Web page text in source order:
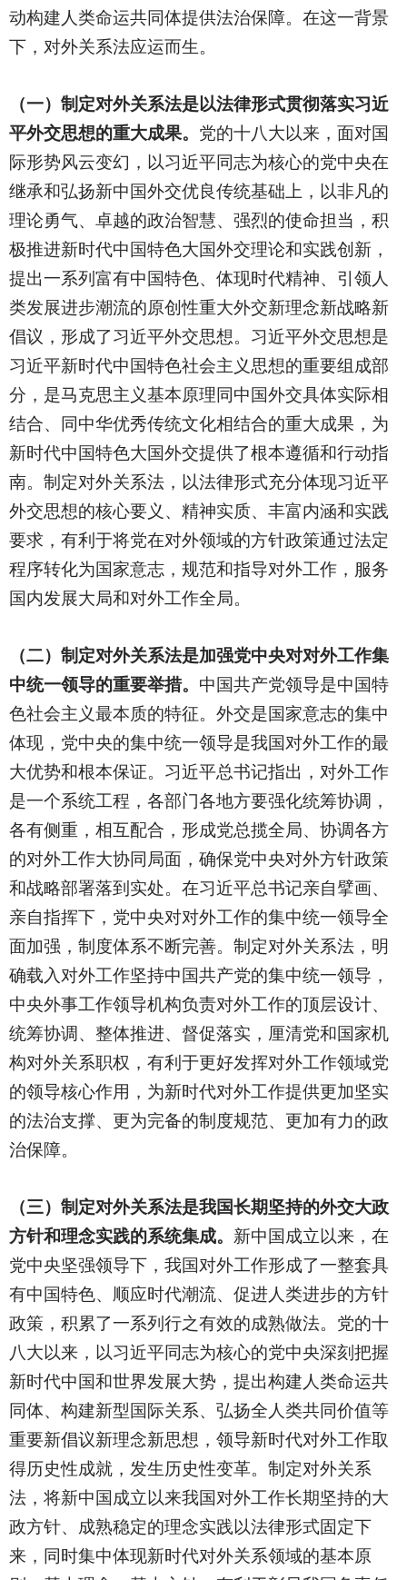
动构建人类命运共同体提供法治保障。在这一背景
下，对外关系法应运而生。
（一）制定对外关系法是以法律形式贯彻落实习近
平外交思想的重大成果。 党的十八大以来，面对国
际形势风云变幻，以习近平同志为核心的党中央在
继承和弘扬新中国外交优良传统基础上，以非凡的
理论勇气、卓越的政治智慧、强烈的使命担当，积
极推进新时代中国特色大国外交理论和实践创新，
提出一系列富有中国特色、体现时代精神、引领人
类发展进步潮流的原创性重大外交新理念新战略新
倡议，形成了习近平外交思想。习近平外交思想是
习近平新时代中国特色社会主义思想的重要组成部
分，是马克思主义基本原理同中国外交具体实际相
结合、同中华优秀传统文化相结合的重大成果，为
新时代中国特色大国外交提供了根本遵循和行动指
南。制定对外关系法，以法律形式充分体现习近平
外交思想的核心要义、精神实质、丰富内涵和实践
要求，有利于将党在对外领域的方针政策通过法定
程序转化为国家意志，规范和指导对外工作，服务
国内发展大局和对外工作全局。
（二）制定对外关系法是加强党中央对对外工作集
中统一领导的重要举措。 中国共产党领导是中国特
色社会主义最本质的特征。外交是国家意志的集中
体现，党中央的集中统一领导是我国对外工作的最
大优势和根本保证。习近平总书记指出，对外工作
是一个系统工程，各部门各地方要强化统筹协调，
各有侧重，相互配合，形成党总揽全局、协调各方
的对外工作大协同局面，确保党中央对外方针政策
和战略部署落到实处。在习近平总书记亲自擘画、
亲自指挥下，党中央对对外工作的集中统一领导全
面加强，制度体系不断完善。制定对外关系法，明
确载入对外工作坚持中国共产党的集中统一领导，
中央外事工作领导机构负责对外工作的顶层设计、
统筹协调、整体推进、督促落实，厘清党和国家机
构对外关系职权，有利于更好发挥对外工作领域党
的领导核心作用，为新时代对外工作提供更加坚实
的法治支撑、更为完备的制度规范、更加有力的政
治保障。
（三）制定对外关系法是我国长期坚持的外交大政
方针和理念实践的系统集成。 新中国成立以来，在
党中央坚强领导下，我国对外工作形成了一整套具
有中国特色、顺应时代潮流、促进人类进步的方针
政策，积累了一系列行之有效的成熟做法。党的十
八大以来，以习近平同志为核心的党中央深刻把握
新时代中国和世界发展大势，提出构建人类命运共
同体、构建新型国际关系、弘扬全人类共同价值等
重要新倡议新理念新思想，领导新时代对外工作取
得历史性成就，发生历史性变革。制定对外关系
法，将新中国成立以来我国对外工作长期坚持的大
政方针、成熟稳定的理念实践以法律形式固定下
来，同时集中体现新时代对外关系领域的基本原